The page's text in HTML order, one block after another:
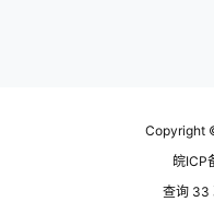
Copyright
皖
查询 33